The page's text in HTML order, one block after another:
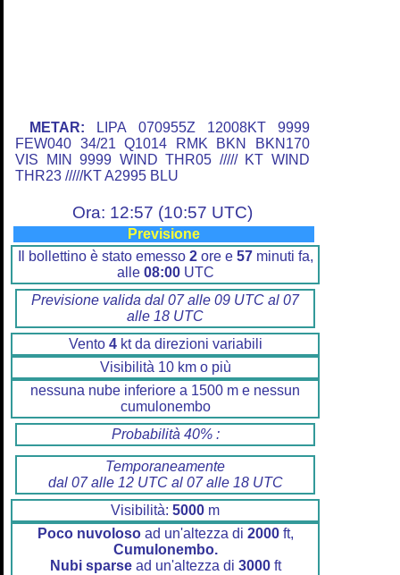
METAR: LIPA 070955Z 12008KT 9999
FEW040 34/21 Q1014 RMK BKN BKN170
VIS MIN 9999 WIND THR05 ///// KT WIND
THR23 /////KT A2995 BLU
Ora: 12:57 (10:57 UTC)
Previsione
Il bollettino è stato emesso 2ore e 57minuti fa,
alle 08:00UTC
Previsione valida dal 07 alle 09 UTC al 07
alle 18 UTC
Vento 4kt da direzioni variabili
Visibilità 10 km o più
nessuna nube inferiore a 1500 m e nessun
cumulonembo
Probabilità 40% :
Temporaneamente
dal 07 alle 12 UTC al 07 alle 18 UTC
Visibilità: 5000 m
Poco nuvolosoad un'altezza di 2000ft,
Cumulonembo.
Nubi sparsead un'altezza di 3000ft